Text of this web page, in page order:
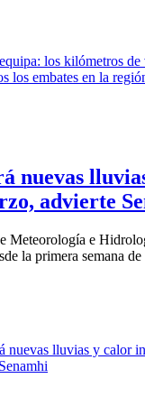
nuevas
advierte
Meteorología e
la primera semana